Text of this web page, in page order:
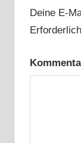
Deine E-